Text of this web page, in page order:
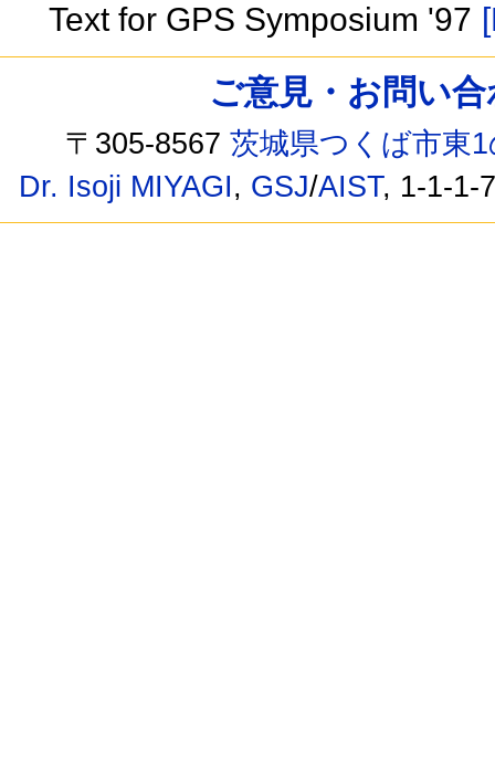
Text for GPS Symposium '97
ご意見・お問い
〒305-8567茨城県つくば市東
Dr. Isoji MIYAGI, GSJ/AIST, 1-1-1-